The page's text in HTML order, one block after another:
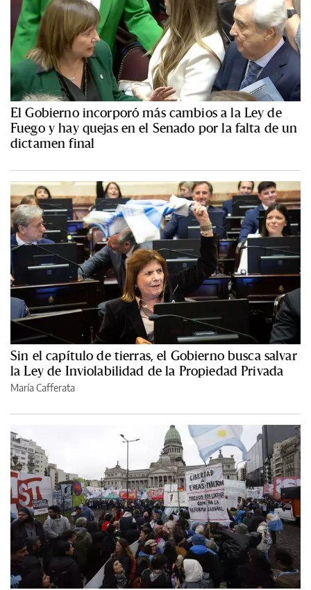
El Gobierno incorporó más cambios a la Ley de
Fuego y hay quejas en el Senado por la falta de un
dictamen final
Sin el capítulo de tierras, el Gobierno busca salvar
la Ley de Inviolabilidad de la Propiedad Privada
María Cafferata